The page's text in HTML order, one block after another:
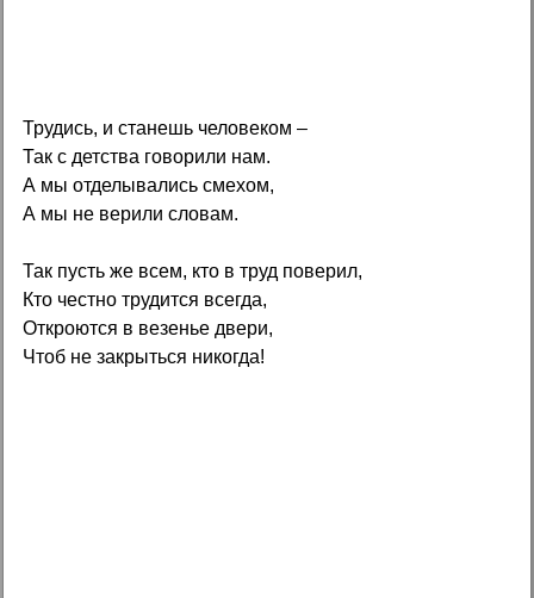
Трудись, и станешь человеком –
Так с детства говорили нам.
А мы отделывались смехом,
А мы не верили словам.
Так пусть же всем, кто в труд поверил,
Кто честно трудится всегда,
Откроются в везенье двери,
Чтоб не закрыться никогда!